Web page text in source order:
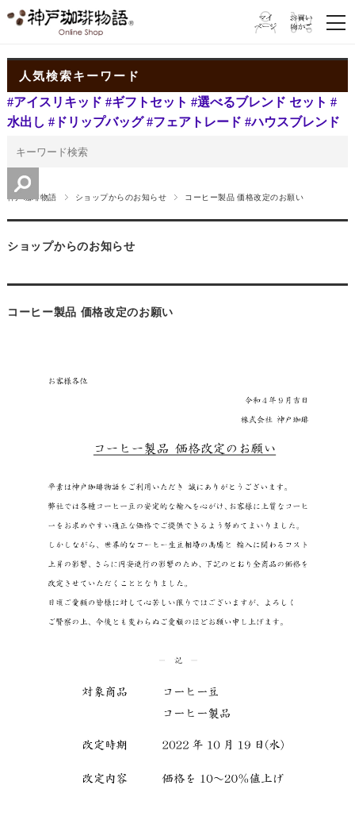
人気検索キーワード
#アイスリキッド #ギフトセット #選べるブレンド セット #
水出し #ドリップバッグ #フェアトレード #ハウスブレンド
神戸珈琲物語 ショップからのお知らせ コーヒー製品 価格改定のお願い
ショップからのお知らせ
コーヒー製品 価格改定のお願い